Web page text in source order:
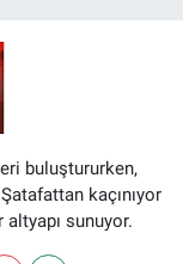
buluştururken,
kaçınıyor
sunuyor.